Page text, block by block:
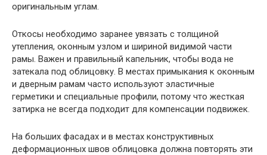
оригинальным углам.
Откосы необходимо заранее увязать с толщиной
утепления, оконным узлом и шириной видимой части
рамы. Важен и правильный капельник, чтобы вода не
затекала под облицовку. В местах примыкания к оконным
и дверным рамам часто используют эластичные
герметики и специальные профили, потому что жесткая
затирка не всегда подходит для компенсации подвижек.
На больших фасадах и в местах конструктивных
деформационных швов облицовка должна повторять эти